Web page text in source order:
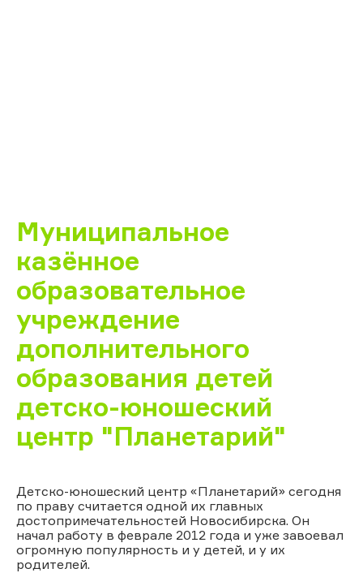
Муниципальное
казённое
образовательное
учреждение
дополнительного
образования детей
детско-юношеский
центр "Планетарий"
Детско-юношеский центр «Планетарий» сегодня
по праву считается одной их главных
достопримечательностей Новосибирска. Он
начал работу в феврале 2012 года и уже завоевал
огромную популярность и у детей, и у их
родителей.